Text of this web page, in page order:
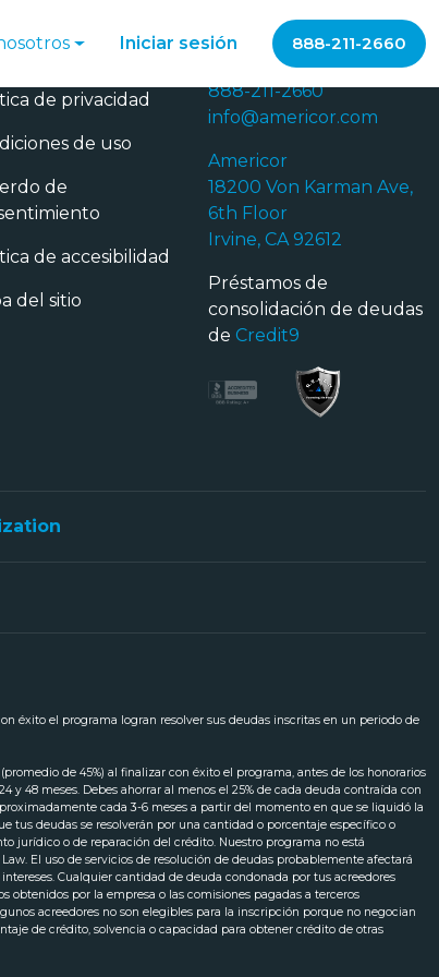
Iniciar sesión 888-211-2660
de privacidad
de uso
de
de accesibilidad
del sitio
Contáctanos
888-211-2660
info@americor.com
Americor
18200 Von Karman Ave,
6th Floor
Irvine, CA 92612
Préstamos de
consolidación de deudas
de Credit9
éxito el programa logran resolver sus deudas inscritas en un periodo de
de 45%) al finalizar con éxito el programa, antes de los honorarios
48 meses. Debes ahorrar al menos el 25% de cada deuda contraída con
cada 3-6 meses a partir del momento en que se liquidó la
tus deudas se resolverán por una cantidad o porcentaje específico o
jurídico o de reparación del crédito. Nuestro programa no está
El uso de servicios de resolución de deudas probablemente afectará
Cualquier cantidad de deuda condonada por tus acreedores
por la empresa o las comisiones pagadas a terceros
acreedores no son elegibles para la inscripción porque no negocian
de crédito, solvencia o capacidad para obtener crédito de otras